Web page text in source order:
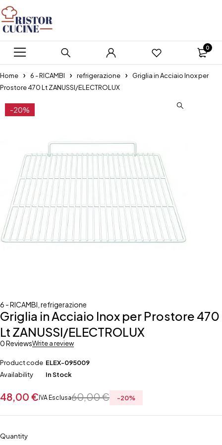
0
Home 6 - RICAMBI refrigerazione
Griglia in Acciaio Inox per
Prostore 470 Lt ZANUSSI/ELECTROLUX
-20%
6 - RICAMBI refrigerazione
Griglia in Acciaio Inox per Prostore 470
Lt ZANUSSI/ELECTROLUX
0 ReviewsWrite a review
Product code ELEX-095009
Availability
In Stock
60,00€
48,00 € IVA Esclusa -20%
Quantity